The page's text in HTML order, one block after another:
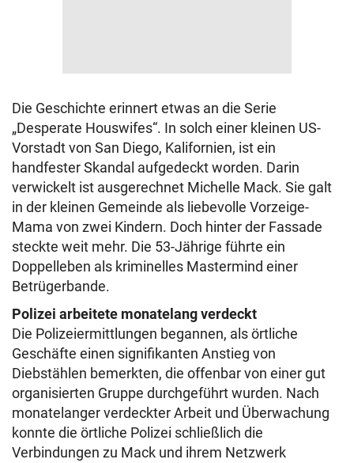
Die Geschichte erinnert etwas an die Serie
„Desperate Houswifes“. In solch einer kleinen US-
Vorstadt von San Diego, Kalifornien, ist ein
handfester Skandal aufgedeckt worden. Darin
verwickelt ist ausgerechnet Michelle Mack. Sie galt
in der kleinen Gemeinde als liebevolle Vorzeige-
Mama von zwei Kindern. Doch hinter der Fassade
steckte weit mehr. Die 53-Jährige führte ein
Doppelleben als kriminelles Mastermind einer
Betrügerbande.
Polizei arbeitete monatelang verdeckt
Die Polizeiermittlungen begannen, als örtliche
Geschäfte einen signifikanten Anstieg von
Diebstählen bemerkten, die offenbar von einer gut
organisierten Gruppe durchgeführt wurden. Nach
monatelanger verdeckter Arbeit und Überwachung
konnte die örtliche Polizei schließlich die
Verbindungen zu Mack und ihrem Netzwerk